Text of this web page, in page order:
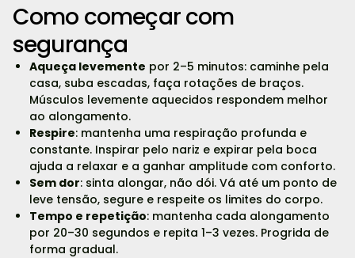
Como começar com
segurança
Aqueça levemente por 2–5 minutos: caminhe pela
casa, suba escadas, faça rotações de braços.
Músculos levemente aquecidos respondem melhor
ao alongamento.
Respire: mantenha uma respiração profunda e
constante. Inspirar pelo nariz e expirar pela boca
ajuda a relaxar e a ganhar amplitude com conforto.
Sem dor: sinta alongar, não dói. Vá até um ponto de
leve tensão, segure e respeite os limites do corpo.
Tempo e repetição: mantenha cada alongamento
por 20–30 segundos e repita 1–3 vezes. Progrida de
forma gradual.